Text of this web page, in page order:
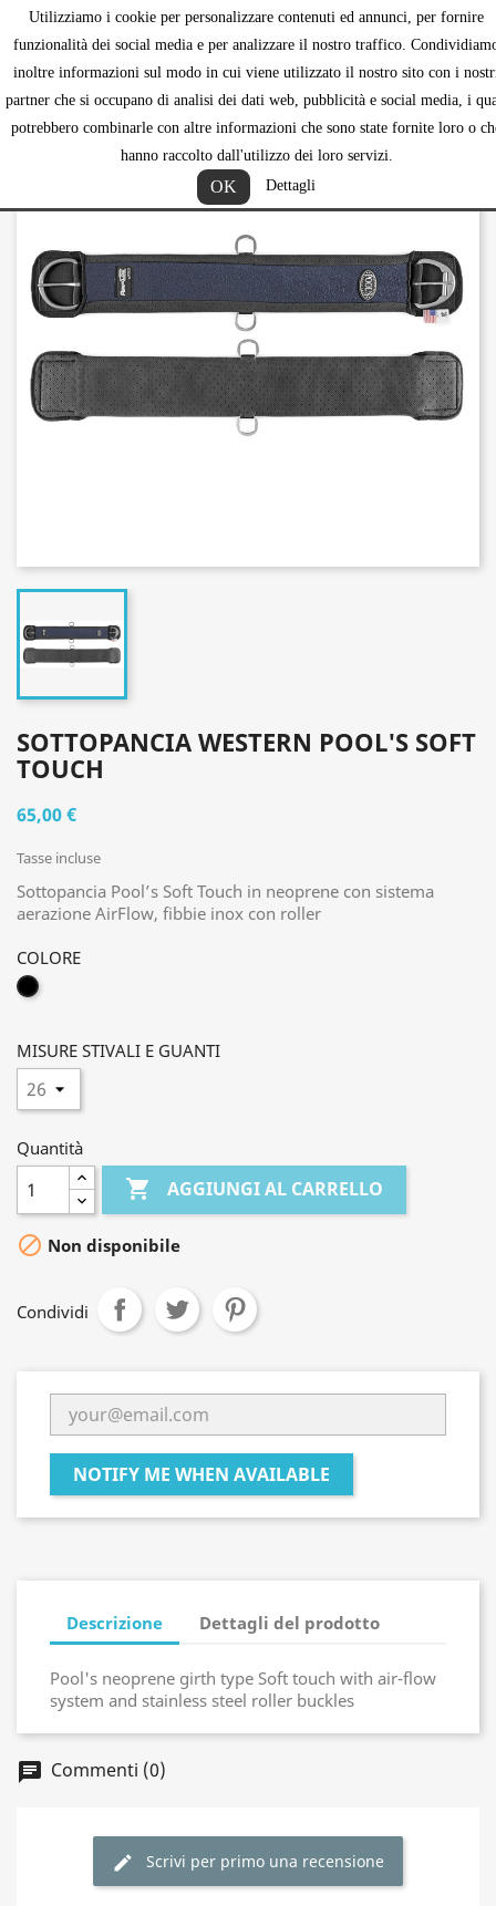
Utilizziamo i cookie per personalizzare contenuti ed annunci, per fornire
funzionalità dei social media e per analizzare il nostro traffico.
inoltre informazioni sul modo in cui viene utilizzato il nostro sito con i
partner che si occupano di analisi dei dati web, pubblicità e social media, i
potrebbero combinarle con altre informazioni che sono state fornite loro o
hanno raccolto dall'utilizzo dei loro servizi.
OK Dettagli

SOTTOPANCIA WESTERN POOL'S SOFT
TOUCH
65,00 €
Tasse incluse
Sottopancia Pool’s Soft Touch in neoprene con sistema
aerazione AirFlow, fibbie inox con roller
COLORE
NERO
MISURE STIVALI E GUANTI
Quantità
 AGGIUNGI AL CARRELLO
 Non disponibile
Condividi
NOTIFY ME WHEN AVAILABLE
Descrizione Dettagli del prodotto
Pool's neoprene girth type Soft touch with air-flow
system and stainless steel roller buckles
Commenti (0)
Scrivi per primo una recensione